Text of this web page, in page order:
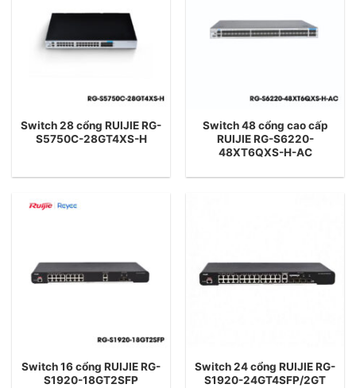
Switch 28 cổng RUIJIE RG-
S5750C-28GT4XS-H
Switch 48 cổng cao cấp
RUIJIE RG-S6220-
48XT6QXS-H-AC
Switch 16 cổng RUIJIE RG-
S1920-18GT2SFP
Switch 24 cổng RUIJIE RG-
S1920-24GT4SFP/2GT